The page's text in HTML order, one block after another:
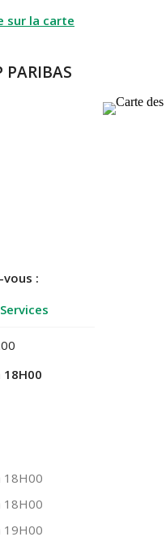
sur la carte
PARIBAS
:
18H00
18H00
18H00
19H00